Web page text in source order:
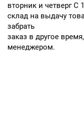
вторник и четверг С
склад на выдачу
забрать
заказ в другое
менеджером.